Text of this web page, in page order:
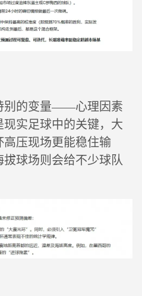
别的变量——心理因素
实足球中的关键，大
压现场更能稳住输
球场则会给不少球队